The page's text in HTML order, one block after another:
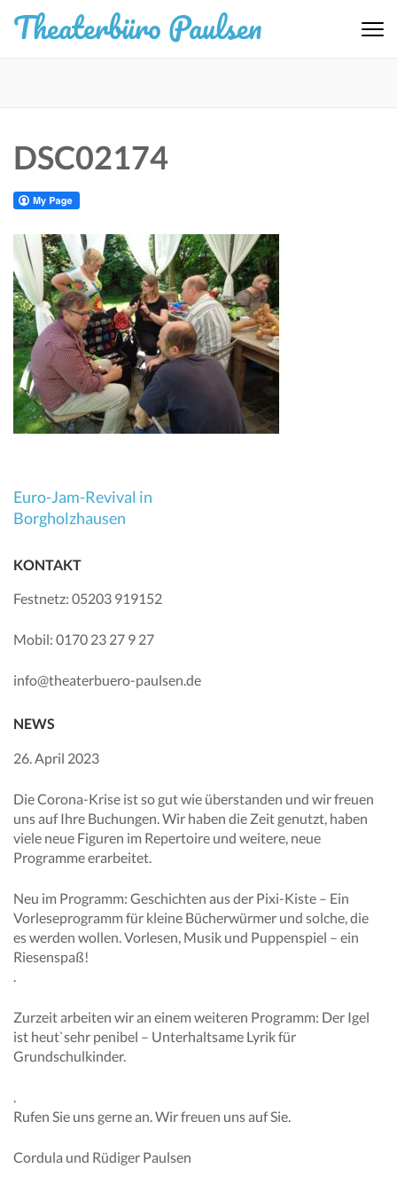
Inhalt
Theaterbüro Paulsen
DSC02174
Beitragsnavigation
Euro-Jam-Revival in
Borgholzhausen
KONTAKT
Festnetz: 05203 919152
Mobil: 0170 23 27 9 27
info@theaterbuero-paulsen.de
NEWS
26. April 2023
Die Corona-Krise ist so gut wie überstanden und wir freuen
uns auf Ihre Buchungen. Wir haben die Zeit genutzt, haben
viele neue Figuren im Repertoire und weitere, neue
Programme erarbeitet.
Neu im Programm: Geschichten aus der Pixi-Kiste – Ein
Vorleseprogramm für kleine Bücherwürmer und solche, die
es werden wollen. Vorlesen, Musik und Puppenspiel – ein
Riesenspaß!
Zurzeit arbeiten wir an einem weiteren Programm: Der Igel
ist heut`sehr penibel – Unterhaltsame Lyrik für
Grundschulkinder.
Rufen Sie uns gerne an. Wir freuen uns auf Sie.
Cordula und Rüdiger Paulsen